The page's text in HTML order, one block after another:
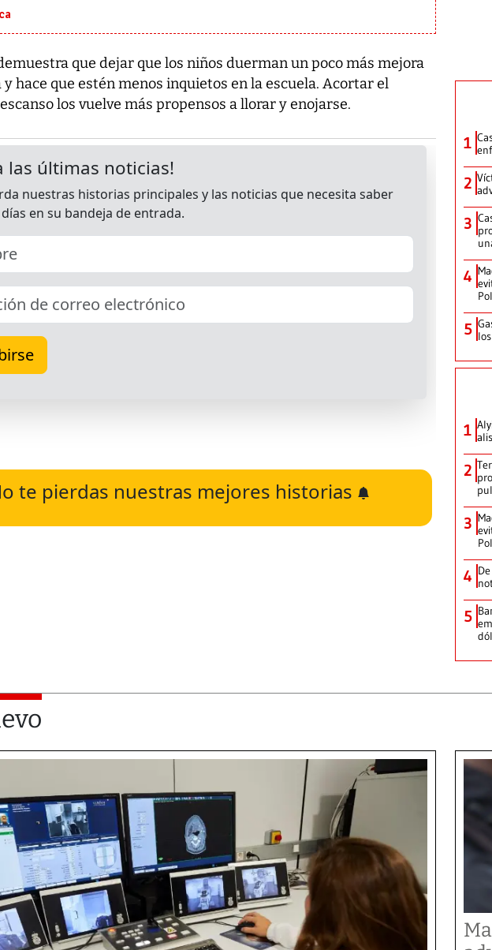
que dejar que los niños duerman un poco más mejora
y hace que estén menos inquietos en la escuela. Acortar el
los vuelve más propensos a llorar y enojarse.
te pierdas nuestras mejores historias
1
2
3
4
5
1
2
3
4
5